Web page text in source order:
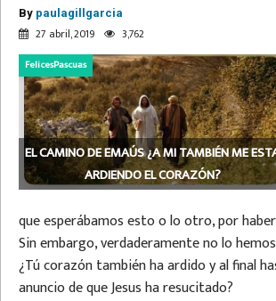
By paulagillgarcia
27 abril, 2019 3,762
FelicesPascuas
EL CAMINO DE EMAÚS ¿A MI TAMBIÉN ME
ARDIENDO EL CORAZÓN?
que esperábamos esto o lo otro, por
Sin embargo, verdaderamente no lo
¿Tú corazón también ha ardido y al final
anuncio de que Jesus ha resucitado?